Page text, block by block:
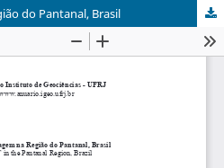
do Pantanal, Brasil